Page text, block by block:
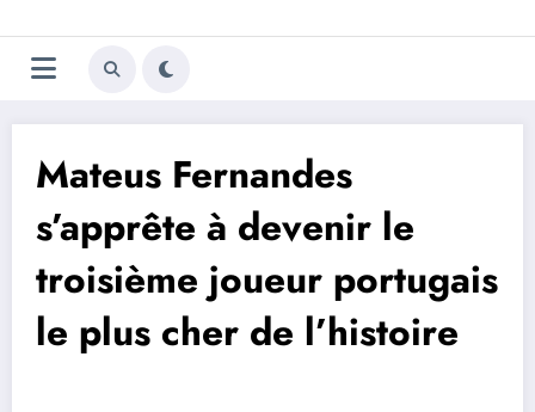
au
contenu
Trivela
L'actualité du football
Mateus Fernandes
s’apprête à devenir le
troisième joueur portugais
le plus cher de l’histoire